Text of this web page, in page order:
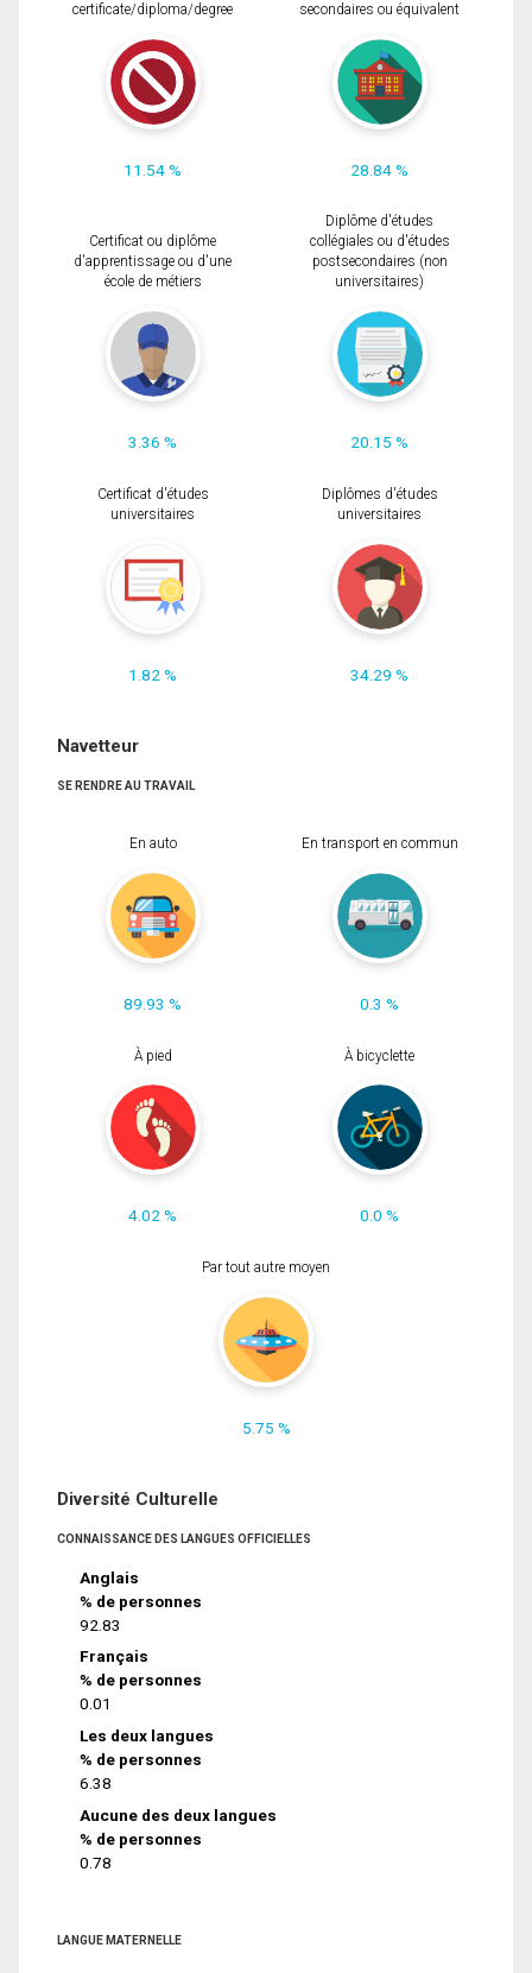
certificate/diploma/degree
11.54 %
secondaires ou équivalent
28.84 %
Certificat ou diplôme
d'apprentissage ou d'une
école de métiers
3.36 %
Diplôme d'études
collégiales ou d'études
postsecondaires (non
universitaires)
20.15 %
Certificat d'études
universitaires
1.82 %
Diplômes d'études
universitaires
34.29 %
Navetteur
SE RENDRE AU TRAVAIL
En auto
89.93 %
En transport en commun
0.3 %
À pied
4.02 %
À bicyclette
0.0 %
Par tout autre moyen
5.75 %
Diversité Culturelle
CONNAISSANCE DES LANGUES OFFICIELLES
Anglais
% de personnes
92.83
Français
% de personnes
0.01
Les deux langues
% de personnes
6.38
Aucune des deux langues
% de personnes
0.78
LANGUE MATERNELLE